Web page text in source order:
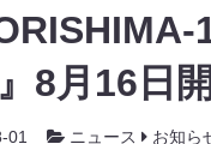
8月16日
01 ニュース お知ら